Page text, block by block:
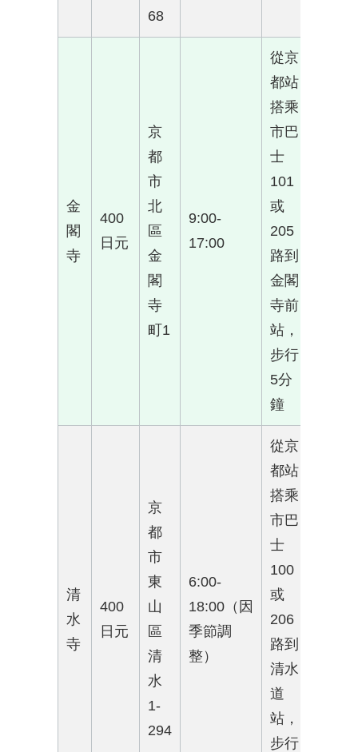
68
金
閣
寺
400
日元
京
都
市
北
區
金
閣
寺
町1
9:00-
17:00
從京
都站
搭乘
市巴
士
101
或
205
路到
金閣
寺前
站，
步行
5分
鐘
清
水
寺
400
日元
京
都
市
東
山
區
清
水
1-
294
6:00-
18:00（因
季節調
整）
從京
都站
搭乘
市巴
士
100
或
206
路到
清水
道
站，
步行